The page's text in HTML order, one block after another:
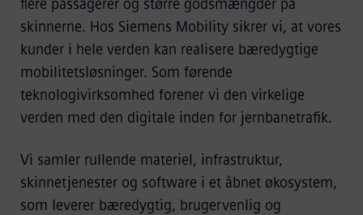
flere passagerer og større godsmængder på
skinnerne. Hos Siemens Mobility sikrer vi, at vores
kunder i hele verden kan realisere bæredygtige
mobilitetsløsninger. Som førende
teknologivirksomhed forener vi den virkelige
verden med den digitale inden for jernbanetrafik.
Vi samler rullende materiel, infrastruktur,
skinnetjenester og software i et åbnet økosystem,
som leverer bæredygtig, brugervenlig og